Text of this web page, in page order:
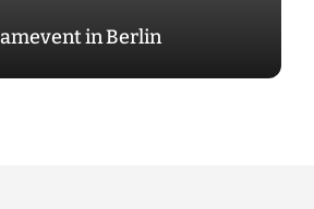
in Berlin